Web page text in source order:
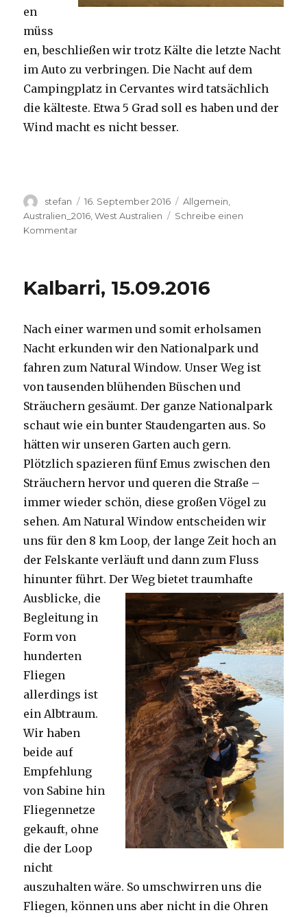
en
müss
en, beschließen wir trotz Kälte die letzte Nacht
im Auto zu verbringen. Die Nacht auf dem
Campingplatz in Cervantes wird tatsächlich
die kälteste. Etwa 5 Grad soll es haben und der
Wind macht es nicht besser.
Autor
stefan
Veröffentlicht
am
16. September 2016 Kategorien
Allgemein
Australien_2016 ,West Australien
Schreibe einen
Kommentarzu
Kalbarri, 15.09.2016
Nach einer warmen und somit erholsamen
Nacht erkunden wir den Nationalpark und
fahren zum Natural Window. Unser Weg ist
von tausenden blühenden Büschen und
Sträuchern gesäumt. Der ganze Nationalpark
schaut wie ein bunter Staudengarten aus. So
hätten wir unseren Garten auch gern.
Plötzlich spazieren fünf Emus zwischen den
Sträuchern hervor und queren die Straße –
immer wieder schön, diese großen Vögel zu
sehen. Am Natural Window entscheiden wir
uns für den 8 km Loop, der lange Zeit hoch an
der Felskante verläuft und dann zum Fluss
hinunter führt. Der Weg bietet traumhafte
Ausblicke, die
Begleitung in
Form von
hunderten
Fliegen
allerdings ist
ein Albtraum.
Wir haben
beide auf
Empfehlung
von Sabine hin
Fliegennetze
gekauft, ohne
die der Loop
nicht
auszuhalten wäre. So umschwirren uns die
Fliegen, können uns aber nicht in die Ohren